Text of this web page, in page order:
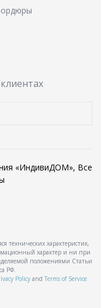
«ИндивиДОМ», Все
технических характеристик,
характер и ни при
положениями Статьи
РФ.
Policy and Terms of Service